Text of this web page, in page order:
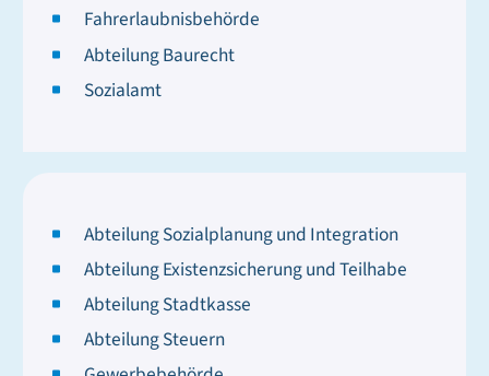
Fahrerlaubnisbehörde
Abteilung Baurecht
Sozialamt
Abteilung Sozialplanung und Integration
Abteilung Existenzsicherung und Teilhabe
Abteilung Stadtkasse
Abteilung Steuern